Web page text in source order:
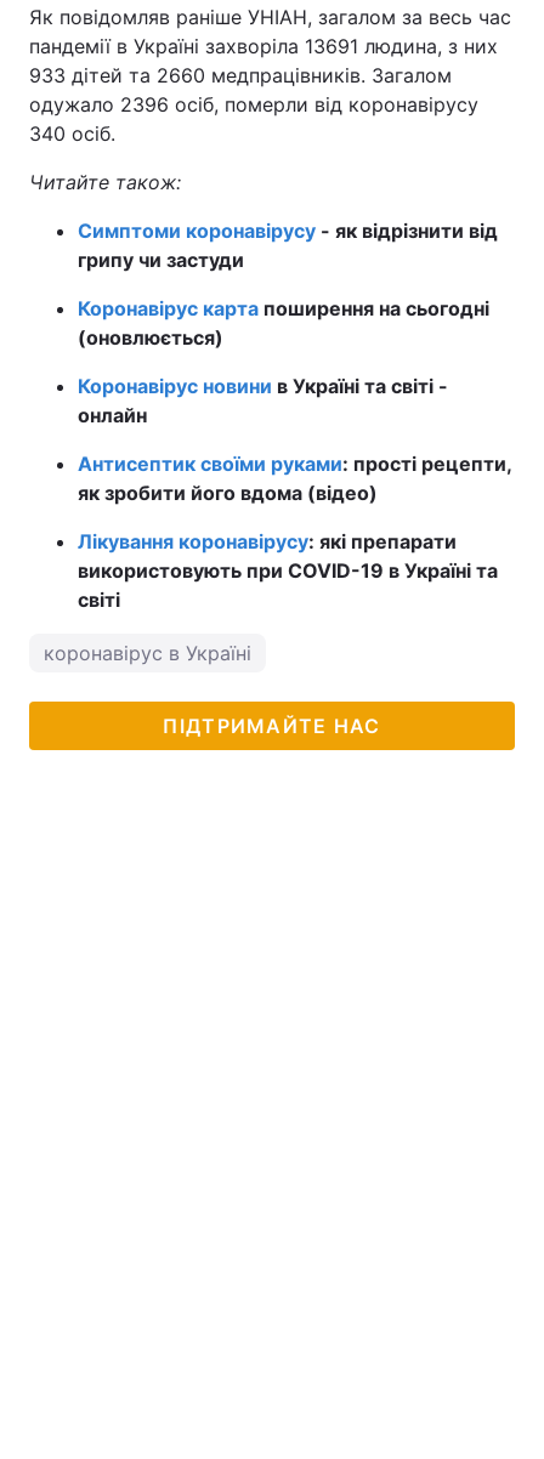
Як повідомляв раніше УНІАН, загалом за весь час
пандемії в Україні захворіла 13691 людина, з них
933 дітей та 2660 медпрацівників. Загалом
одужало 2396 осіб, померли від коронавірусу
340 осіб.
Читайте також:
Симптоми коронавірусу - як відрізнити від
грипу чи застуди
Коронавірус карта поширення на сьогодні
(оновлюється)
Коронавірус новини в Україні та світі -
онлайн
Антисептик своїми руками: прості рецепти,
як зробити його вдома (відео)
Лікування коронавірусу: які препарати
використовують при COVID-19 в Україні та
світі
коронавірус в Україні
ПІДТРИМАЙТЕ НАС